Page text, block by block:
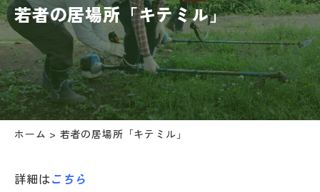
若者の居場所「キテミル」
ホーム > 若者の居場所「キテミル」
詳細はこちら